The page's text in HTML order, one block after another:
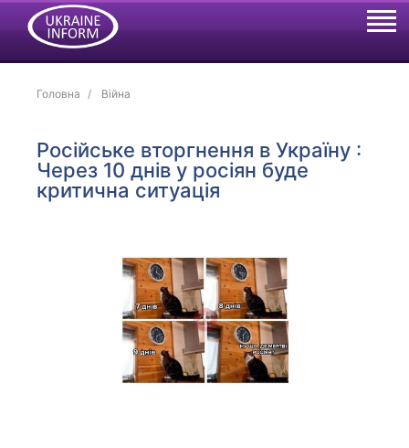
Головна Війна
Російське вторгнення в Україну :
Через 10 днів у росіян буде
критична ситуація